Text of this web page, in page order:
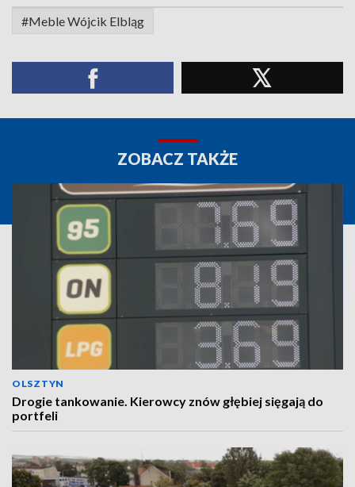
#Meble Wójcik Elbląg
ZOBACZ TAKŻE
OLSZTYN
Drogie tankowanie. Kierowcy znów głębiej sięgają do
portfeli